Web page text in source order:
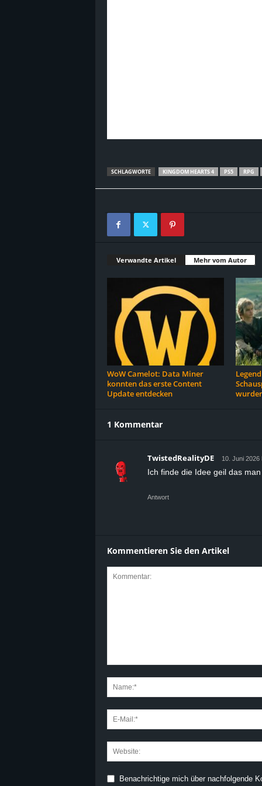
SCHLAGWORTE KINGDOM HEARTS 4 PS5 RPG
Verwandte Artikel Mehr vom Autor
WoW Camelot: Data Miner
konnten das erste Content
Update entdecken
1 Kommentar
TwistedRealityDE 10. Juni 2026
Ich finde die Idee geil das
Antwort
Kommentieren Sie den Artikel
Benachrichtige mich über nachfolgende